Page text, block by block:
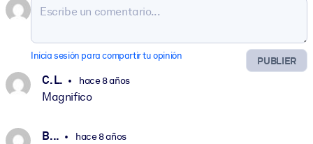
PUBLIER
Inicia sesión para compartir tu opinión
C. L. hace 8 años
Magnifico
B. .. hace 8 años